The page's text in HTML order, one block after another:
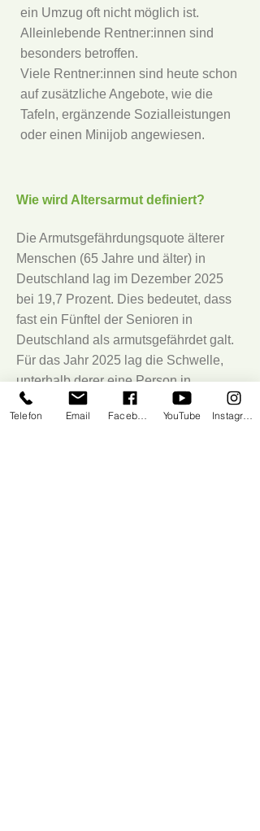
ein Umzug oft nicht möglich ist.
Alleinlebende Rentner:innen sind
besonders betroffen.
Viele Rentner:innen sind heute schon
auf zusätzliche Angebote, wie die
Tafeln, ergänzende Sozialleistungen
oder einen Minijob angewiesen.
Wie wird Altersarmut definiert?
Die Armutsgefährdungsquote älterer
Menschen (65 Jahre und älter) in
Deutschland lag im Dezember 2025
bei 19,7 Prozent. Dies bedeutet, dass
fast ein Fünftel der Senioren in
Deutschland als armutsgefährdet galt.
Für das Jahr 2025 lag die Schwelle,
unterhalb derer eine Person in
Deutschland als armutsgefährdet galt,
bei einem monatlichen
Telefon Email YouTube